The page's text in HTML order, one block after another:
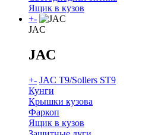
Ящик в кузов
+-
JAC
JAC
+- JAC T9/Sollers ST9
Кунги
Крышки кузова
Фаркоп
Ящик в кузов